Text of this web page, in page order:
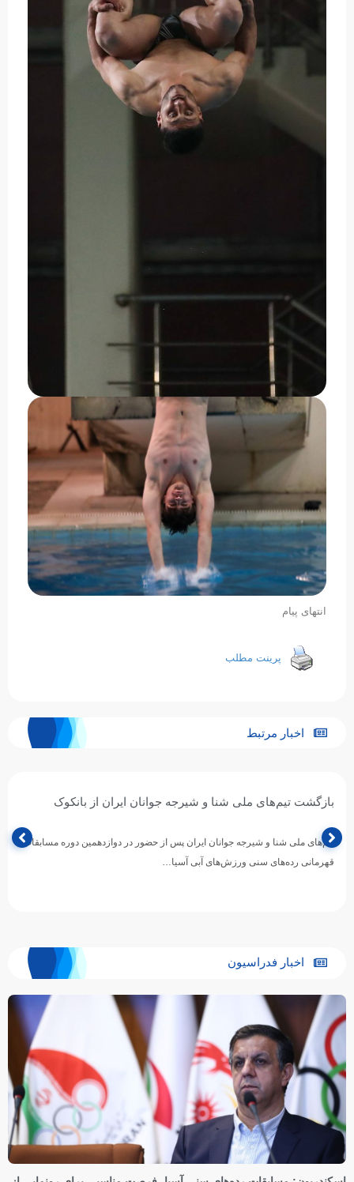
انتهای پیام
پرینت مطلب
اخبار مرتبط
بازگشت تیم‌های ملی شنا و شیرجه جوانان ایران از بانکوک
تیم‌های ملی شنا و شیرجه جوانان ایران پس از حضور در دوازدهمین دوره مسابقات
قهرمانی رده‌های سنی ورزش‌های آبی آسیا…
اخبار فدراسیون